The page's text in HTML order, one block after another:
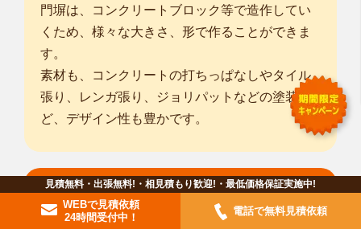
門塀は、コンクリートブロック等で造作してい
くため、様々な大きさ、形で作ることができま
す。
素材も、コンクリートの打ちっぱなしやタイル
張り、レンガ張り、ジョリパットなどの塗装な
ど、デザイン性も豊かです。
フェンス・目隠しフェンス
見積無料・出張無料!・相見積もり歓迎!・最低価格保証実施中!
WEBで見積依頼
24時間受付中！
電話で無料見積依頼